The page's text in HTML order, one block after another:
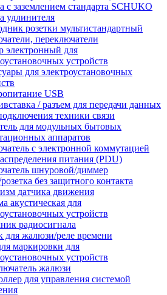
с заземлением стандарта SCHUKO
удлинителя
розетки мультистандартный
переключатели
электронный для
устройств
для электроустановочных
USB
/ разъем для передачи данных
техники связи
для модульных бытовых
аппаратов
с электронной коммутацией
питания (PDU)
шнуровой/диммер
без защитного контакта
датчика движения
акустическая для
устройств
радиосигнала
для жалюзи/реле времени
маркировки для
устройств
жалюзи
для управления системой